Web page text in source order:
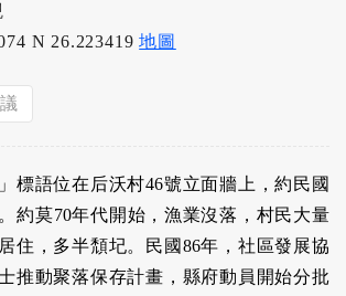
N 26.223419地圖
標語位在后沃村46號立面牆上，約民國
約莫70年代開始，漁業沒落，村民大量
住，多半頹圮。民國86年，社區發展協
推動聚落保存計畫，縣府動員開始分批